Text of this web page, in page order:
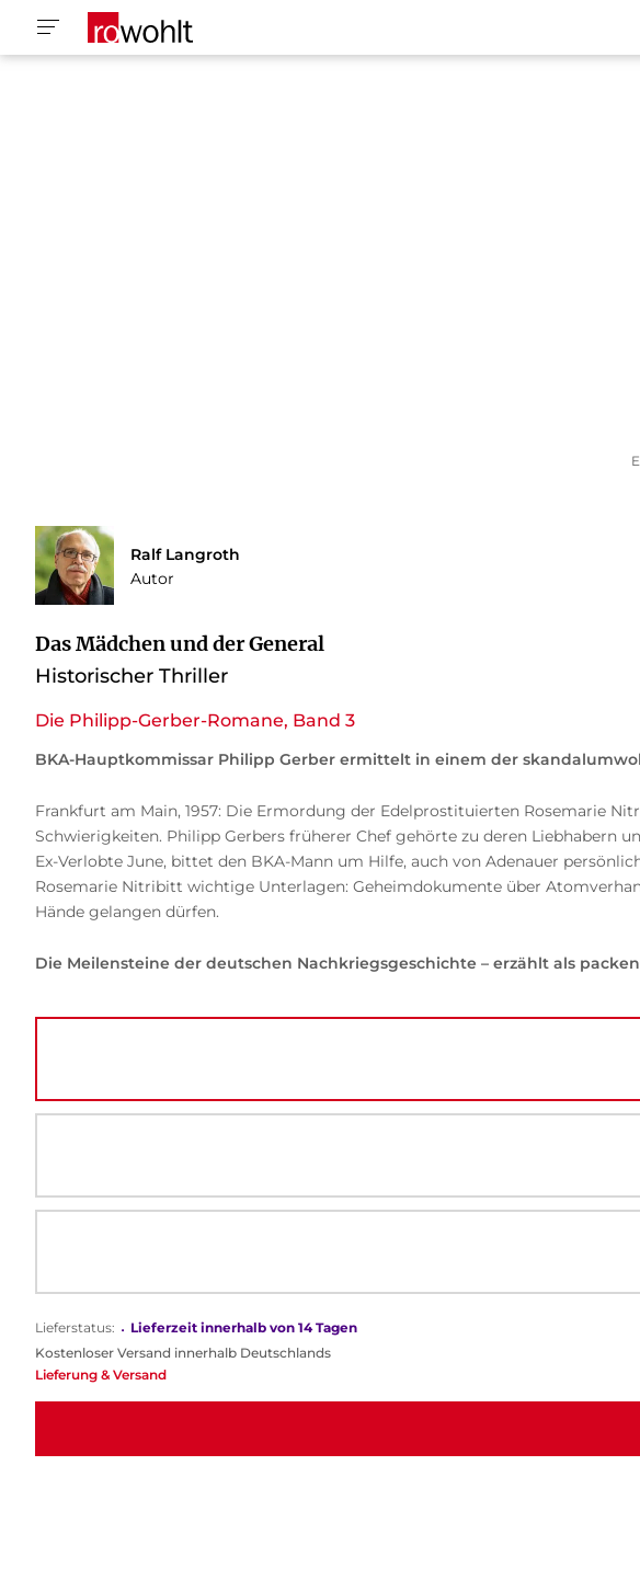
Ralf Langroth
Autor
Das Mädchen und der General
Historischer Thriller
Die Philipp-Gerber-Romane, Band 3
BKA-Hauptkommissar Philipp Gerber ermittelt in einem der
Frankfurt am Main, 1957: Die Ermordung der Edelprostituierten Rosemarie
Schwierigkeiten. Philipp Gerbers früherer Chef gehörte zu deren Liebhabern
Ex-Verlobte June, bittet den BKA-Mann um Hilfe, auch von Adenauer
Rosemarie Nitribitt wichtige Unterlagen: Geheimdokumente über
Hände gelangen dürfen.
Die Meilensteine der deutschen Nachkriegsgeschichte – erzählt als
Lieferstatus: • Lieferzeit innerhalb von 14 Tagen
Kostenloser Versand innerhalb Deutschlands
Lieferung & Versand